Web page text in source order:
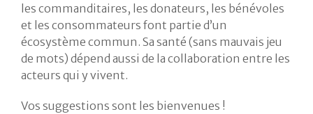
les commanditaires, les donateurs, les bénévoles
et les consommateurs font partie d’un
écosystème commun. Sa santé (sans mauvais jeu
de mots) dépend aussi de la collaboration entre les
acteurs qui y vivent.
Vos suggestions sont les bienvenues !